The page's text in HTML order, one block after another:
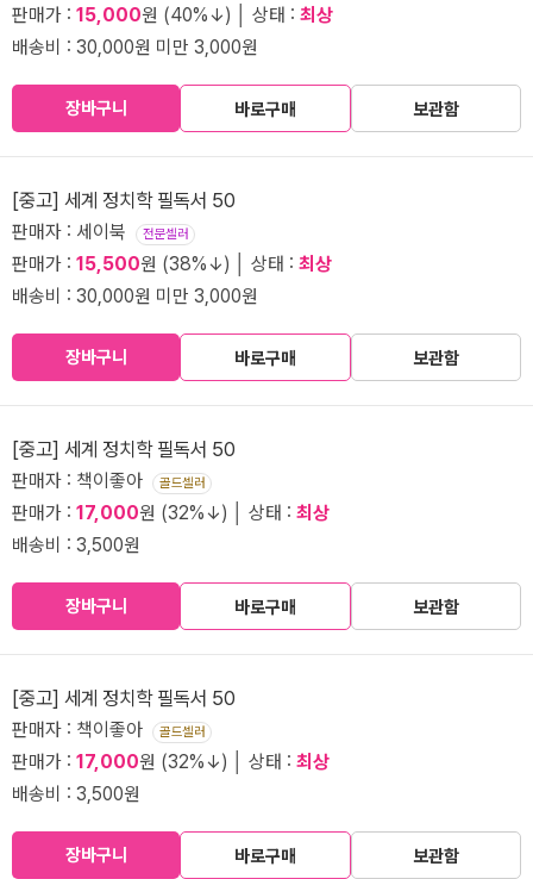
판매가 : 15,000원 (40%↓) │ 상태 : 최상
배송비 : 30,000원 미만 3,000원
장바구니 바로구매 보관함
[중고] 세계 정치학 필독서 50
판매자 : 세이북 전문셀러
판매가 : 15,500원 (38%↓) │ 상태 : 최상
배송비 : 30,000원 미만 3,000원
장바구니 바로구매 보관함
[중고] 세계 정치학 필독서 50
판매자 : 책이좋아 골드셀러
판매가 : 17,000원 (32%↓) │ 상태 : 최상
배송비 : 3,500원
장바구니 바로구매 보관함
[중고] 세계 정치학 필독서 50
판매자 : 책이좋아 골드셀러
판매가 : 17,000원 (32%↓) │ 상태 : 최상
배송비 : 3,500원
장바구니 바로구매 보관함